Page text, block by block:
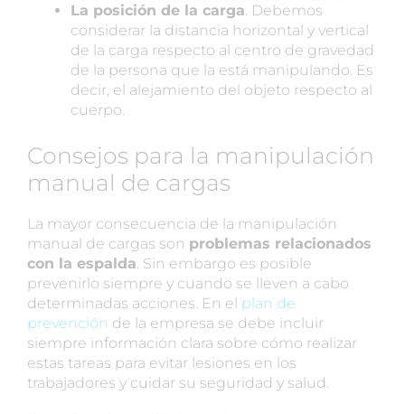
La posición de la carga. Debemos
considerar la distancia horizontal y vertical
de la carga respecto al centro de gravedad
de la persona que la está manipulando. Es
decir, el alejamiento del objeto respecto al
cuerpo.
Consejos para la manipulación
manual de cargas
La mayor consecuencia de la manipulación
manual de cargas son problemas relacionados
con la espalda. Sin embargo es posible
prevenirlo siempre y cuando se lleven a cabo
determinadas acciones. En el plan de
prevención de la empresa se debe incluir
siempre información clara sobre cómo realizar
estas tareas para evitar lesiones en los
trabajadores y cuidar su seguridad y salud.